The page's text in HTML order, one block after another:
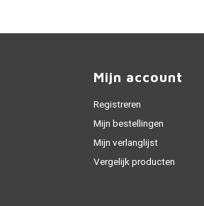
Mijn account
Registreren
Mijn bestellingen
Mijn verlanglijst
Vergelijk producten